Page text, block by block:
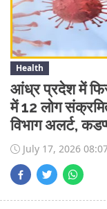
Health
आंध्र प्रदेश में
में 12 लोग
विभाग अलर्ट,
July 17, 2026